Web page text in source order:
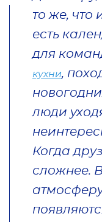
то же, что
есть
для
кухни,
люди
Когда
сложнее.